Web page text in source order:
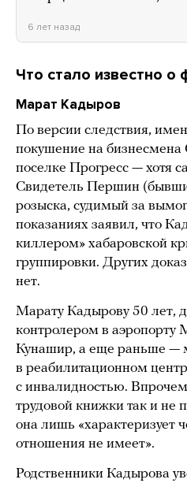
6 лет назад
Что стало известно о
Марат Кадыров
По версии следствия,
покушение на бизнесмена
поселке Прогресс — хотя
Свидетель Першин
розыска, судимый за
показаниях заявил, что
киллером» хабаровской
группировки. Других
нет.
Марату Кадырову 50 лет,
контролером в аэропорту
Кунашир, а еще раньше —
в реабилитационном
с инвалидностью.
трудовой книжки так и не
она лишь «характеризует
отношения не имеет».
Родственники Кадырова